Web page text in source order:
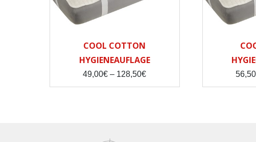
COOL COTTON
HYGIENEAUFLAGE
49,00€ – 128,50€Price
56,50